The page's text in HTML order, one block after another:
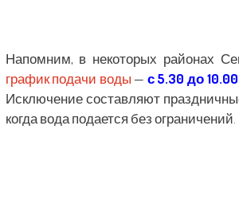
Напомним, в некоторых районах
график подачи воды— с 5.30 до
Исключение составляют
когда вода подается без ограничений.